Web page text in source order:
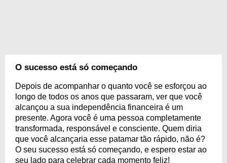
O sucesso está só começando
Depois de acompanhar o quanto você se esforçou ao
longo de todos os anos que passaram, ver que você
alcançou a sua independência financeira é um
presente. Agora você é uma pessoa completamente
transformada, responsável e consciente. Quem diria
que você alcançaria esse patamar tão rápido, não é?
O seu sucesso está só começando, e espero estar ao
seu lado para celebrar cada momento feliz!